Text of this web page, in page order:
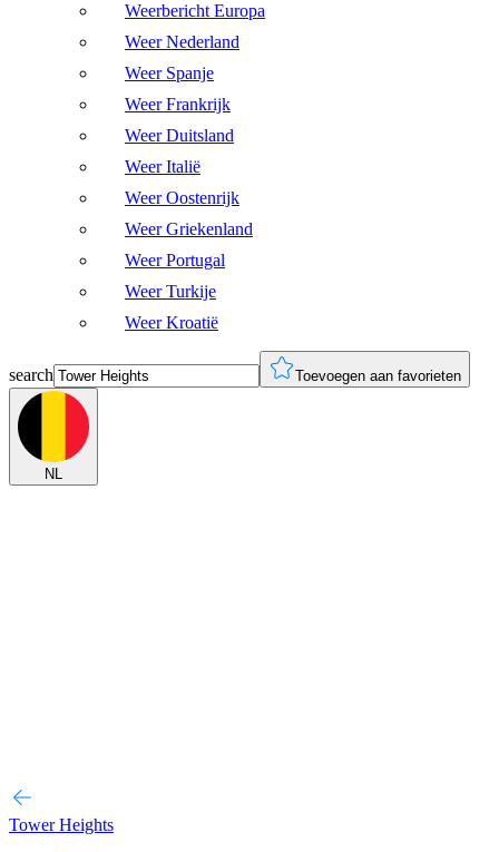
Weerbericht Europa
Weer Nederland
Weer Spanje
Weer Frankrijk
Weer Duitsland
Weer Italië
Weer Oostenrijk
Weer Griekenland
Weer Portugal
Weer Turkije
Weer Kroatië
search Toevoegen aan favorieten
NL
Tower Heights